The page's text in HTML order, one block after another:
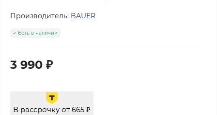
Производитель: BAUER
Есть в наличии
3 990 ₽
В рассрочку от 665 ₽